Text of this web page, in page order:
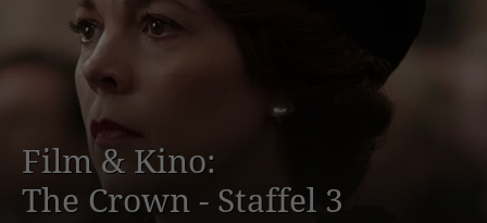
Film & Kino:
The Crown - Staffel 3